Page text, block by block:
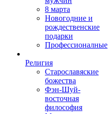
8 марта
Новогодние и
рождественские
подарки
Профессионалные
Религия
Старославяские
божества
Фэн-Шуй-
восточная
философия